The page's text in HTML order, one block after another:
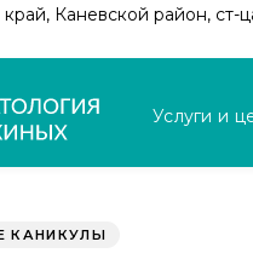
Каневской район, ст-
Услуги и
КАНИКУЛЫ